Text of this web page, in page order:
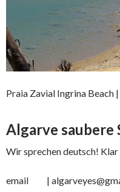
Praia Zavial Ingrina Beach
Algarve
Wir sprechen deutsch!
email |